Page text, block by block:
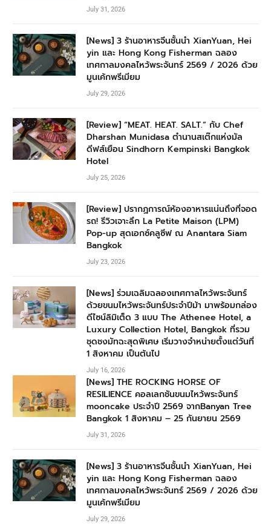
July 31, 2026
[News] 3 ร้านอาหารจีนชั้นนำ XianYuan, Hei
yin และ Hong Kong Fisherman ฉลอง
เทศกาลมงคลไหว้พระจันทร์ 2569 / 2026 ด้วย
มูนเค้กพรีเมียม
July 29, 2026
[Review] “MEAT. HEAT. SALT.” กับ Chef
Dharshan Munidasa ตำนานสเต๊กแห่งมัล
ดีฟส์เยือน Sindhorn Kempinski Bangkok
Hotel
July 25, 2026
[Review] ปรากฏการณ์ห้องอาหารแน่นถึงที่จอด
รถ! รีวิวเจาะลึก La Petite Maison (LPM)
Pop-up สุดเอกซ์คลูซีฟ ณ Anantara Siam
Bangkok
July 23, 2026
[News] ร่วมเฉลิมฉลองเทศกาลไหว้พระจันทร์
ด้วยขนมไหว้พระจันทร์ประจำปีม้า มาพร้อมกล่อง
ดีไซน์ลิมิเต็ด 3 แบบ The Athenee Hotel, a
Luxury Collection Hotel, Bangkok ที่รวม
ชุดชงมัทฉะสุดพิเศษ เริ่มวางจำหน่ายตั้งแต่วันที่
1 สิงหาคม เป็นต้นไป
July 16, 2026
[News] THE ROCKING HORSE OF
RESILIENCE คอลเลกชันขนมไหว้พระจันทร์
mooncake ประจำปี 2569 จากBanyan Tree
Bangkok 1 สิงหาคม – 25 กันยายน 2569
July 31, 2026
[News] 3 ร้านอาหารจีนชั้นนำ XianYuan, Hei
yin และ Hong Kong Fisherman ฉลอง
เทศกาลมงคลไหว้พระจันทร์ 2569 / 2026 ด้วย
มูนเค้กพรีเมียม
July 29, 2026